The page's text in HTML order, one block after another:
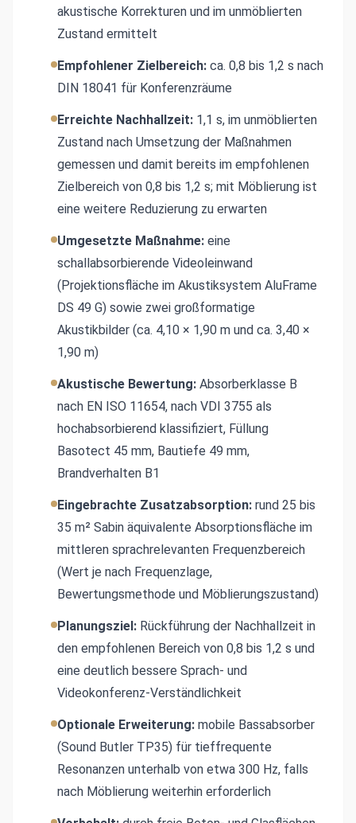
akustische Korrekturen und im unmöblierten
Zustand ermittelt
Empfohlener Zielbereich: ca. 0,8 bis 1,2 s nach
DIN 18041 für Konferenzräume
Erreichte Nachhallzeit: 1,1 s, im unmöblierten
Zustand nach Umsetzung der Maßnahmen
gemessen und damit bereits im empfohlenen
Zielbereich von 0,8 bis 1,2 s; mit Möblierung ist
eine weitere Reduzierung zu erwarten
Umgesetzte Maßnahme: eine
schallabsorbierende Videoleinwand
(Projektionsfläche im Akustiksystem AluFrame
DS 49 G) sowie zwei großformatige
Akustikbilder (ca. 4,10 × 1,90 m und ca. 3,40 ×
1,90 m)
Akustische Bewertung: Absorberklasse B
nach EN ISO 11654, nach VDI 3755 als
hochabsorbierend klassifiziert, Füllung
Basotect 45 mm, Bautiefe 49 mm,
Brandverhalten B1
Eingebrachte Zusatzabsorption: rund 25 bis
35 m² Sabin äquivalente Absorptionsfläche im
mittleren sprachrelevanten Frequenzbereich
(Wert je nach Frequenzlage,
Bewertungsmethode und Möblierungszustand)
Planungsziel: Rückführung der Nachhallzeit in
den empfohlenen Bereich von 0,8 bis 1,2 s und
eine deutlich bessere Sprach- und
Videokonferenz-Verständlichkeit
Optionale Erweiterung: mobile Bassabsorber
(Sound Butler TP35) für tieffrequente
Resonanzen unterhalb von etwa 300 Hz, falls
nach Möblierung weiterhin erforderlich